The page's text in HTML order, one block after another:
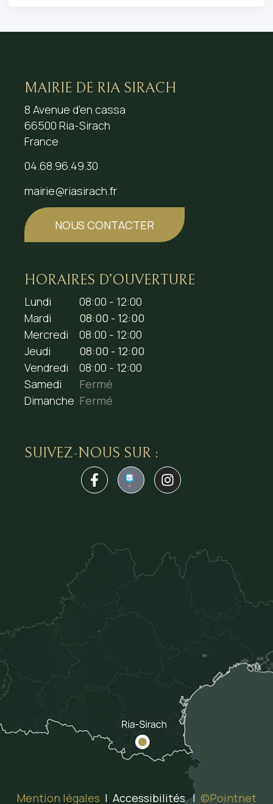
MAIRIE DE RIA SIRACH
8 Avenue d’en cassa
66500 Ria-Sirach
France
04.68.96.49.30
mairie@riasirach.fr
NOUS CONTACTER
HORAIRES D’OUVERTURE
Lundi
08:00 - 12:00
Mardi
08:00 - 12:00
Mercredi
08:00 - 12:00
Jeudi
08:00 - 12:00
Vendredi
08:00 - 12:00
Samedi
Fermé
Dimanche Fermé
SUIVEZ-NOUS SUR :
1
Mention légales | Accessibilités | ©Pointnet